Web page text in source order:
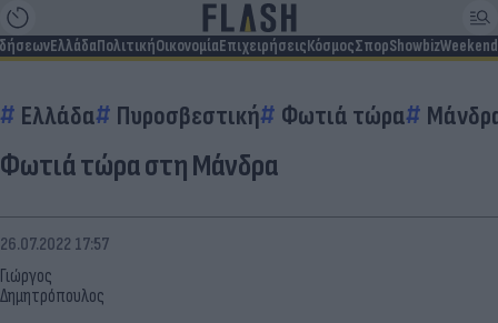
ΕλλάδαΠολιτικήΟικονομίαΕπιχειρήσειςΚόσμοςΣπορShowbizWeekend
Ελλάδα Πυροσβεστική Φωτιά τώρα
Φωτιά τώρα στη Μάνδρα
Γιώργος
Δημητρόπουλος
26.07.2022 17:57